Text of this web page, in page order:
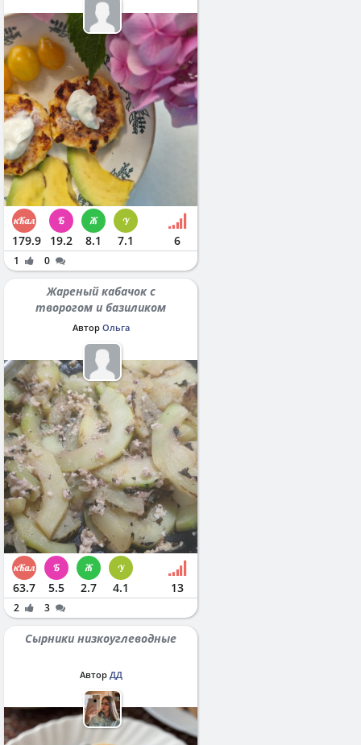
179.9 19.2 8.1 7.1 6
1 0
Жареный кабачок с
творогом и базиликом
Автор Ольга
63.7 5.5 2.7 4.1 13
2 3
Сырники низкоуглеводные
Автор ДД